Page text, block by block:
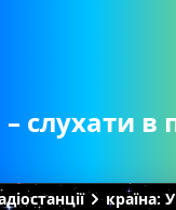
– слухати
країна: